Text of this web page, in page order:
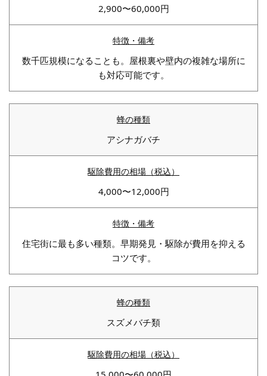
2,900〜60,000円
数千匹規模になることも。屋根裏や壁内の複雑な場所に
も対応可能です。
アシナガバチ
4,000〜12,000円
住宅街に最も多い種類。早期発見・駆除が費用を抑える
コツです。
スズメバチ類